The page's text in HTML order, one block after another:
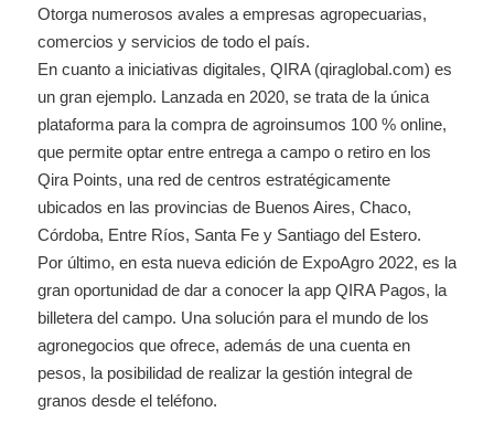
Otorga numerosos avales a empresas agropecuarias,
comercios y servicios de todo el país.
En cuanto a iniciativas digitales, QIRA (qiraglobal.com) es
un gran ejemplo. Lanzada en 2020, se trata de la única
plataforma para la compra de agroinsumos 100 % online,
que permite optar entre entrega a campo o retiro en los
Qira Points, una red de centros estratégicamente
ubicados en las provincias de Buenos Aires, Chaco,
Córdoba, Entre Ríos, Santa Fe y Santiago del Estero.
Por último, en esta nueva edición de ExpoAgro 2022, es la
gran oportunidad de dar a conocer la app QIRA Pagos, la
billetera del campo. Una solución para el mundo de los
agronegocios que ofrece, además de una cuenta en
pesos, la posibilidad de realizar la gestión integral de
granos desde el teléfono.